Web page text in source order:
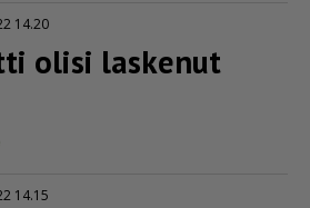
14.20
olisi laskenut
14.15